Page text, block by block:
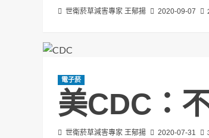
世衛菸草減害專家 王郁揚 2020-09-07
電子菸
美CDC：
世衛菸草減害專家 王郁揚 2020-07-31